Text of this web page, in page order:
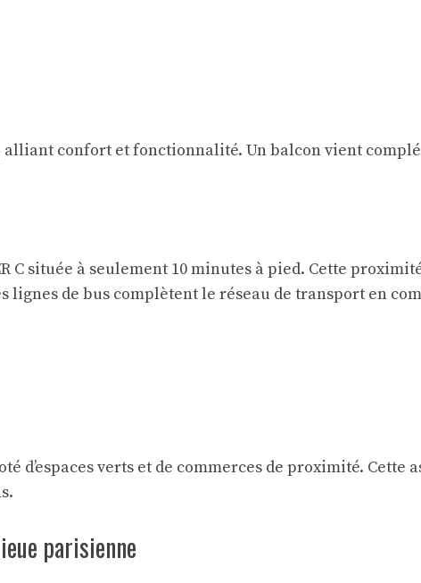
alliant confort et fonctionnalité. Un balcon vient
C située à seulement 10 minutes à pied. Cette
lignes de bus complètent le réseau de transport en
verts et de commerces de proximité. Cette
parisienne